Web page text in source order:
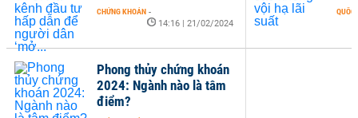
QUỐC TẾ -